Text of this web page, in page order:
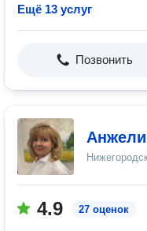
Ещё 13 услуг
Позвонить
4.9 27 оценок